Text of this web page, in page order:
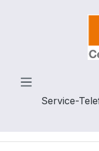
Zum Hauptinhalt
Service-